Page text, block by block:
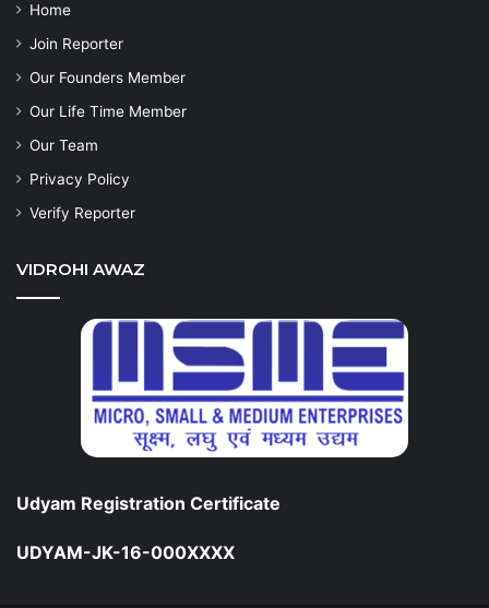
Home
Join Reporter
Our Founders Member
Our Life Time Member
Our Team
Privacy Policy
Verify Reporter
VIDROHI AWAZ
Udyam Registration Certificate
UDYAM-JK-16-000XXXX